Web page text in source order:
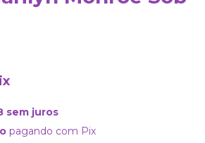
sem juros
pagando com Pix